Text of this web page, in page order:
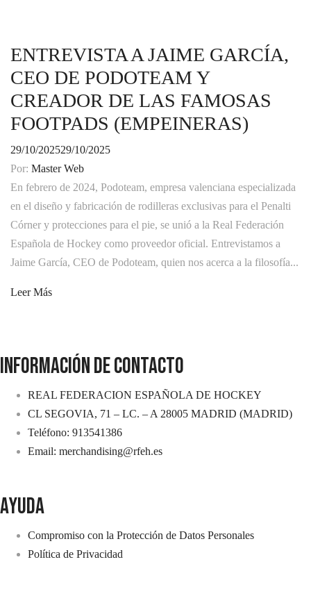
ENTREVISTA A JAIME GARCÍA,
CEO DE PODOTEAM Y
CREADOR DE LAS FAMOSAS
FOOTPADS (EMPEINERAS)
29/10/202529/10/2025
Por: Master Web
En febrero de 2024, Podoteam, empresa valenciana especializada
en el diseño y fabricación de rodilleras exclusivas para el Penalti
Córner y protecciones para el pie, se unió a la Real Federación
Española de Hockey como proveedor oficial. Entrevistamos a
Jaime García, CEO de Podoteam, quien nos acerca a la filosofía...
Leer Más
INFORMACIÓN DE CONTACTO
REAL FEDERACION ESPAÑOLA DE HOCKEY
CL SEGOVIA, 71 – LC. – A 28005 MADRID (MADRID)
Teléfono: 913541386
Email: merchandising@rfeh.es
AYUDA
Compromiso con la Protección de Datos Personales
Política de Privacidad